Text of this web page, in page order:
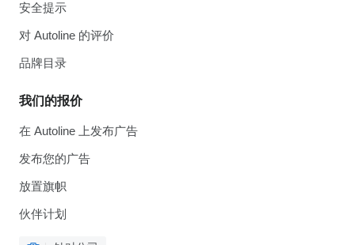
安全提示
对 Autoline 的评价
品牌目录
我们的报价
在 Autoline 上发布广告
发布您的广告
放置旗帜
伙伴计划